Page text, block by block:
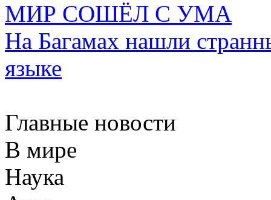
МИР СОШЁЛ С УМА
На Багамах нашли
языке
Главные новости
В мире
Наука